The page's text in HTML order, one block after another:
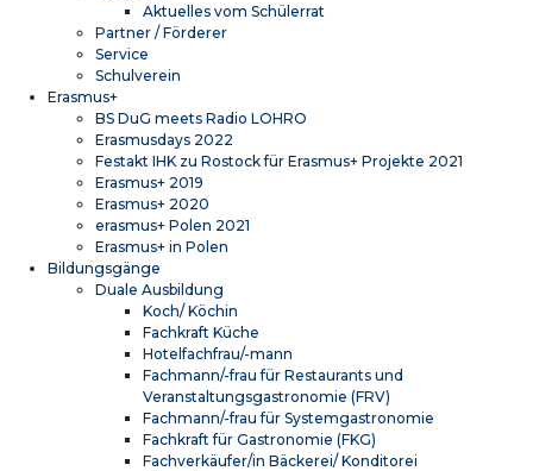
Aktuelles vom Schülerrat
Partner / Förderer
Service
Schulverein
Erasmus+
BS DuG meets Radio LOHRO
Erasmusdays 2022
Festakt IHK zu Rostock für Erasmus+ Projekte 2021
Erasmus+ 2019
Erasmus+ 2020
erasmus+ Polen 2021
Erasmus+ in Polen
Bildungsgänge
Duale Ausbildung
Koch/ Köchin
Fachkraft Küche
Hotelfachfrau/-mann
Fachmann/-frau für Restaurants und
Veranstaltungsgastronomie (FRV)
Fachmann/-frau für Systemgastronomie
Fachkraft für Gastronomie (FKG)
Fachverkäufer/in Bäckerei/ Konditorei